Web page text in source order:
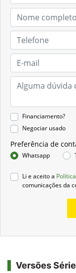
Financiamento?
Negociar usado
Preferência de
Whatsapp
Li e aceito a
comunicações da
Versões